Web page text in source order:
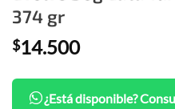
374 gr
$14.500
¿Está disponible?